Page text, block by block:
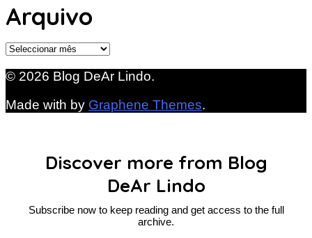
Arquivo
Arquivo
© 2026 Blog DeAr Lindo.
Made with by Graphene Themes.
Discover more from Blog
DeAr Lindo
Subscribe now to keep reading and get access to the full
archive.